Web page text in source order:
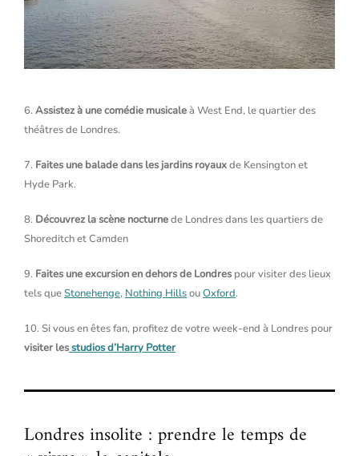
6. Assistez à une comédie musicaleà West End, le quartier des
théâtres de Londres.
7. Faites une balade dans les jardins royauxde Kensington et
Hyde Park.
8. Découvrez la scène nocturnede Londres dans les quartiers de
Shoreditch et Camden
9. Faites une excursion en dehors de Londres pour visiter des lieux
tels queStonehenge, Nothing HillsouOxford.
10. Si vous en êtes fan, profitez de votre week-end à Londres pour
visiter lesstudios d’Harry Potter
Londres insolite : prendre le temps de